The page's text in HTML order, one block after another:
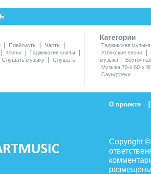
| Плейлисты | Чарты |
| Клипы | Таджикские клипы |
Слушать музыку | Слушать
Категории
Таджикская музыка
Узбекские песни
|
музыка |
Музыка 70-х 80-х
Саундтреки
О проекте |
Copyright
размещены